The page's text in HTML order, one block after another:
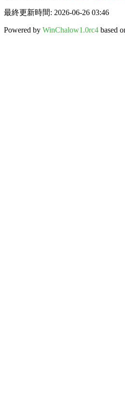
最終更新時間: 2026-06-26 03:46
Powered by WinChalow1.0rc4 based